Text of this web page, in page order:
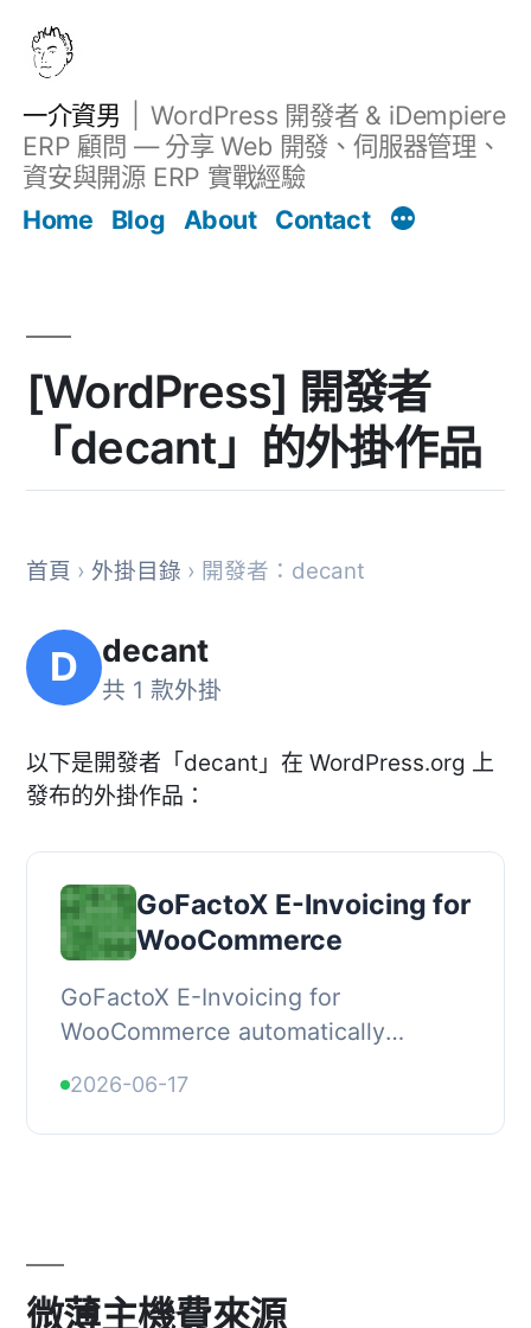
一介資男
WordPress 開發者 & iDempiere
ERP 顧問 — 分享 Web 開發、伺服器管理、
資安與開源 ERP 實戰經驗
Home
Blog About Contact
[WordPress] 開發者
「decant」的外掛作品
首頁 › 外掛目錄 › 開發者：decant
D decant
共 1 款外掛
以下是開發者「decant」在 WordPress.org 上
發布的外掛作品：
GoFactoX E-Invoicing for
WooCommerce
GoFactoX E-Invoicing for
WooCommerce automatically
electronic invoices from your
WooCommerce orders. Supports
2026-06-17
微薄主機費來源
文章